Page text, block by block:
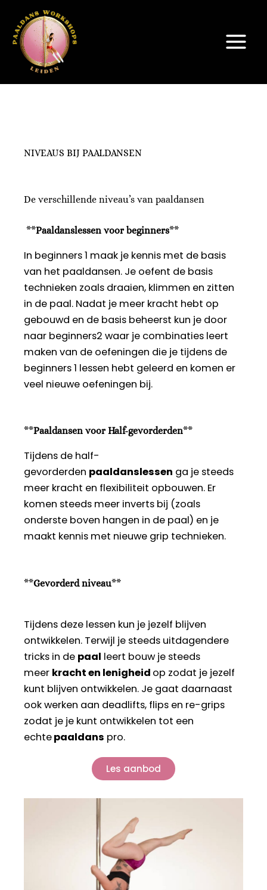
content
NIVEAUS BIJ PAALDANSEN
De verschillende niveau’s van paaldansen
**Paaldanslessen voor beginners**
In beginners 1 maak je kennis met de basis
van het paaldansen. Je oefent de basis
technieken zoals draaien, klimmen en zitten
in de paal. Nadat je meer kracht hebt op
gebouwd en de basis beheerst kun je door
naar beginners2 waar je combinaties leert
maken van de oefeningen die je tijdens de
beginners 1 lessen hebt geleerd en komen er
veel nieuwe oefeningen bij.
**Paaldansen voor Half-gevorderden**
Tijdens de half-
gevorderden paaldanslessen ga je steeds
meer kracht en flexibiliteit opbouwen. Er
komen steeds meer inverts bij (zoals
onderste boven hangen in de paal) en je
maakt kennis met nieuwe grip technieken.
**Gevorderd niveau**
Tijdens deze lessen kun je jezelf blijven
ontwikkelen. Terwijl je steeds uitdagendere
tricks in de paal leert bouw je steeds
meer kracht en lenigheid op zodat je jezelf
kunt blijven ontwikkelen. Je gaat daarnaast
ook werken aan deadlifts, flips en re-grips
zodat je je kunt ontwikkelen tot een
echtepaaldans pro.
Les aanbod